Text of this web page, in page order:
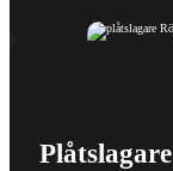
Plåtslagare